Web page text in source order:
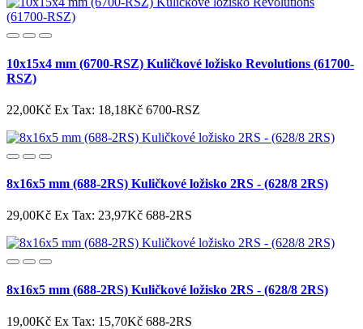
10x15x4 mm (6700-RSZ) Kuličkové ložisko Revolutions (61700-
RSZ)
22,00Kč Ex Tax: 18,18Kč 6700-RSZ
8x16x5 mm (688-2RS) Kuličkové ložisko 2RS - (628/8 2RS)
29,00Kč Ex Tax: 23,97Kč 688-2RS
8x16x5 mm (688-2RS) Kuličkové ložisko 2RS - (628/8 2RS)
19,00Kč Ex Tax: 15,70Kč 688-2RS